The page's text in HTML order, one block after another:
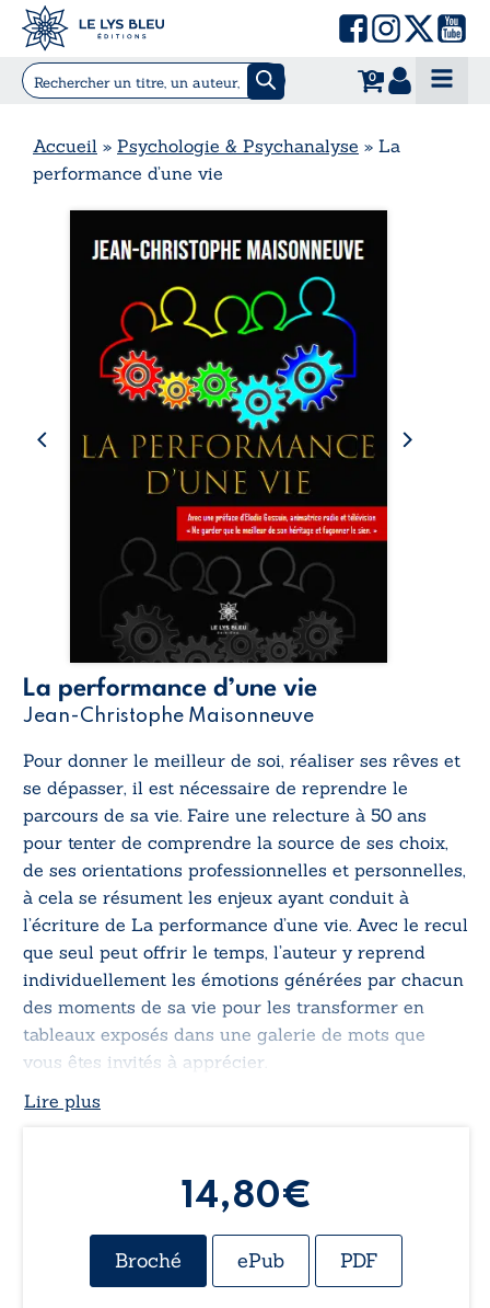
0
Accueil » Psychologie & Psychanalyse » La
performance d’une vie
La performance d’une vie
Jean-Christophe Maisonneuve
Pour donner le meilleur de soi, réaliser ses rêves et
se dépasser, il est nécessaire de reprendre le
parcours de sa vie. Faire une relecture à 50 ans
pour tenter de comprendre la source de ses choix,
de ses orientations professionnelles et personnelles,
à cela se résument les enjeux ayant conduit à
l’écriture de La performance d’une vie. Avec le recul
que seul peut offrir le temps, l’auteur y reprend
individuellement les émotions générées par chacun
des moments de sa vie pour les transformer en
tableaux exposés dans une galerie de mots que
vous êtes invités à apprécier.
Lire plus
14,80€
Broché ePub PDF